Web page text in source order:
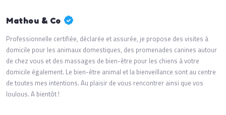
Mathou & Co
Professionnelle certifiée, déclarée et assurée, je propose des visites à
domicile pour les animaux domestiques, des promenades canines autour
de chez vous et des massages de bien-être pour les chiens à votre
domicile également. Le bien-être animal et la bienveillance sont au centre
de toutes mes intentions. Au plaisir de vous rencontrer ainsi que vos
loulous. A bientôt !